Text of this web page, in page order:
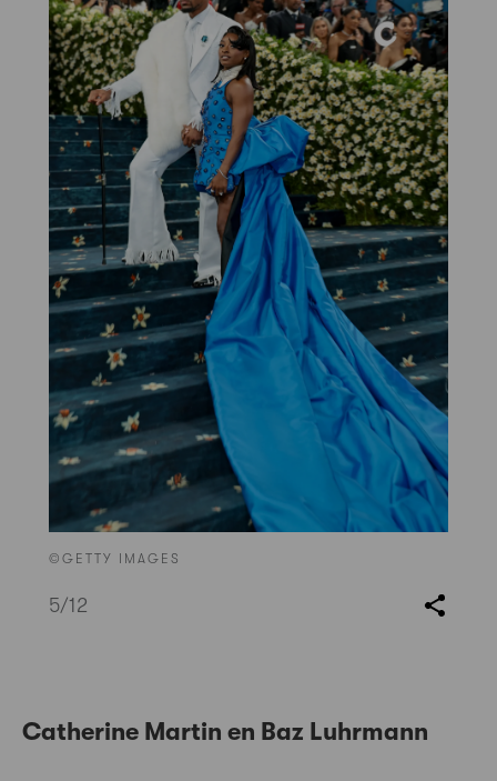
©GETTY IMAGES
5/12
Catherine Martin en Baz Luhrmann